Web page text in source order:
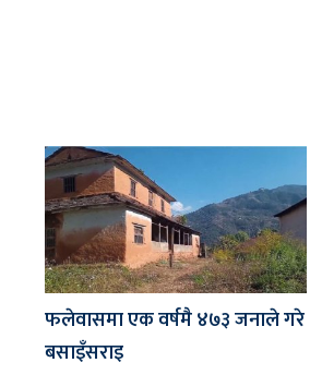
फलेवासमा एक वर्षमै ४७३ जनाले गरे
बसाइँसराइ